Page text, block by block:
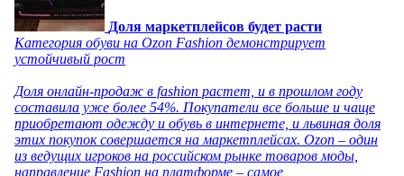
Доля маркетплейсов будет расти
Категория обуви на Ozon Fashion демонстрирует
устойчивый рост
Доля онлайн-продаж в fashion растет, и в прошлом году
составила уже более 54%. Покупатели все больше и чаще
приобретают одежду и обувь в интернете, и львиная доля
этих покупок совершается на маркетплейсах. Ozon – один
из ведущих игроков на российском рынке товаров моды,
направление Fashion на платформе – самое